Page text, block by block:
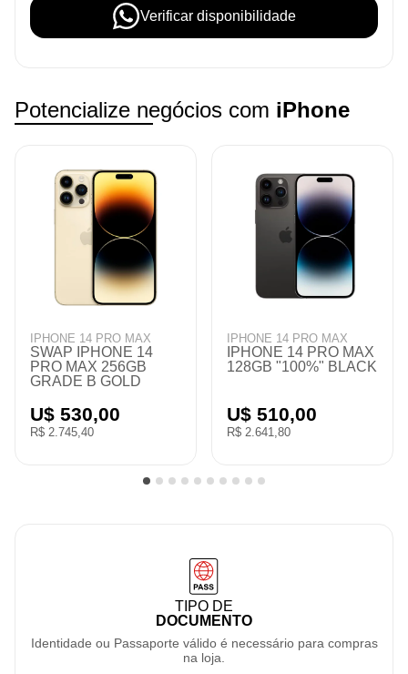
Verificar disponibilidade
Potencialize negócios com iPhone
IPHONE 16
IPHONE 16 128GB
"100%" BLACK
U$ 545,00
R$ 2.823,10
IPHONE 14 PRO
IPHONE 14 PRO
256GB SWAP DUBAI
U$ 470,00
R$ 2.434,60
TIPO DE
DOCUMENTO
Identidade ou Passaporte válido é necessário para compras
na loja.